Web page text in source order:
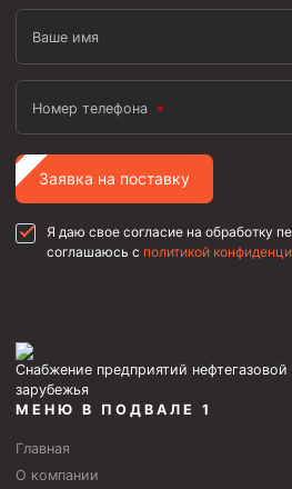
Ваше имя
Номер телефона
Заявка на поставку
Я даю свое согласие на обработку
соглашаюсь с политикой
Снабжение предприятий
зарубежья
МЕНЮ В ПОДВАЛЕ 1
Главная
О компании